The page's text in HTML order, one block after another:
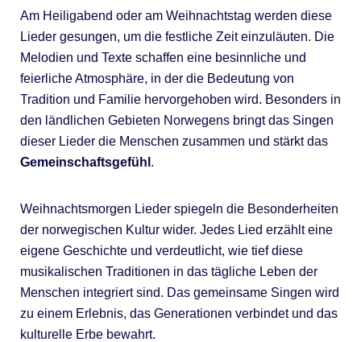
Am Heiligabend oder am Weihnachtstag werden diese
Lieder gesungen, um die festliche Zeit einzuläuten. Die
Melodien und Texte schaffen eine besinnliche und
feierliche Atmosphäre, in der die Bedeutung von
Tradition und Familie hervorgehoben wird. Besonders in
den ländlichen Gebieten Norwegens bringt das Singen
dieser Lieder die Menschen zusammen und stärkt das
Gemeinschaftsgefühl .
Weihnachtsmorgen Lieder spiegeln die Besonderheiten
der norwegischen Kultur wider. Jedes Lied erzählt eine
eigene Geschichte und verdeutlicht, wie tief diese
musikalischen Traditionen in das tägliche Leben der
Menschen integriert sind. Das gemeinsame Singen wird
zu einem Erlebnis, das Generationen verbindet und das
kulturelle Erbe bewahrt.